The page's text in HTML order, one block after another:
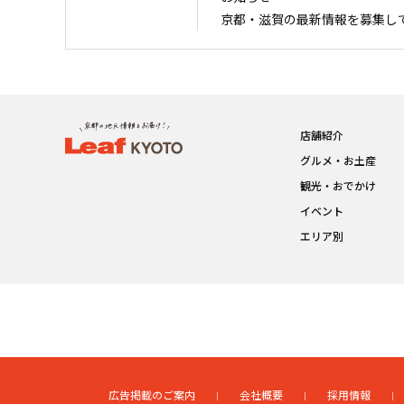
京都・滋賀の最新情報を募集し
店舗紹介
グルメ・お土産
観光・おでかけ
イベント
エリア別
広告掲載のご案内 会社概要 採用情報